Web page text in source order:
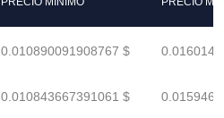
0.010890091908767 $
0.010843667391061 $